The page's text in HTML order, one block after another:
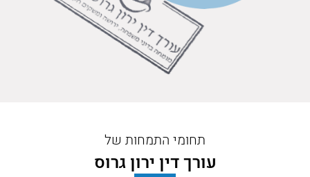
תחומי התמחות של
עורך דין ירון גרוס